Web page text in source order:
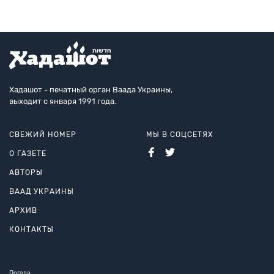
Хадашот - печатный орган Ваада Украины,
выходит с января 1991 года.
СВЕЖИЙ НОМЕР
О ГАЗЕТЕ
АВТОРЫ
ВААД УКРАИНЫ
АРХИВ
КОНТАКТЫ
МЫ В СОЦСЕТЯХ